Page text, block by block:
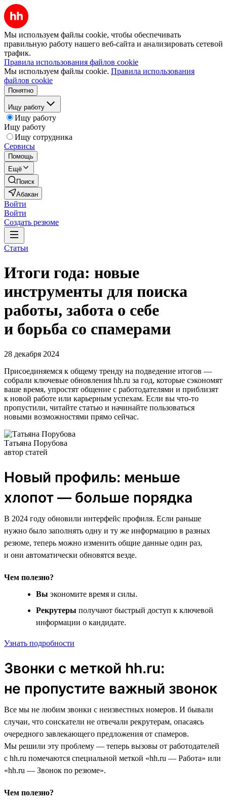
Мы используем файлы cookie, чтобы обеспечивать
правильную работу нашего веб-сайта и анализировать сетевой
трафик.
Правила использования файлов cookie
Мы используем файлы cookie. Правила использования
файлов cookie
Понятно
Ищу работу
Ищу работу
Ищу работу
Ищу сотрудника
Сервисы
Помощь
Ещё
Поиск
Абакан
Войти
Войти
Создать резюме
Статьи
Итоги года: новые
инструменты для поиска
работы, забота о себе
и борьба со спамерами
28 декабря 2024
Присоединяемся к общему тренду на подведение итогов —
собрали ключевые обновления hh.ru за год, которые сэкономят
ваше время, упростят общение с работодателями и приблизят
к новой работе или карьерным успехам. Если вы что-то
пропустили, читайте статью и начинайте пользоваться
новыми возможностями прямо сейчас.
Татьяна Порубова
автор статей
Новый профиль: меньше
хлопот — больше порядка
В 2024 году обновили интерфейс профиля. Если раньше
нужно было заполнять одну и ту же информацию в разных
резюме, теперь можно изменить общие данные один раз,
и они автоматически обновятся везде.
Чем полезно?
Вы экономите время и силы.
Рекрутеры получают быстрый доступ к ключевой
информации о кандидате.
Узнать подробности
Звонки с меткой hh.ru:
не пропустите важный звонок
Все мы не любим звонки с неизвестных номеров. И бывали
случаи, что соискатели не отвечали рекрутерам, опасаясь
очередного завлекающего предложения от спамеров.
Мы решили эту проблему — теперь вызовы от работодателей
с hh.ru помечаются специальной меткой «hh.ru — Работа» или
«hh.ru — Звонок по резюме».
Чем полезно?